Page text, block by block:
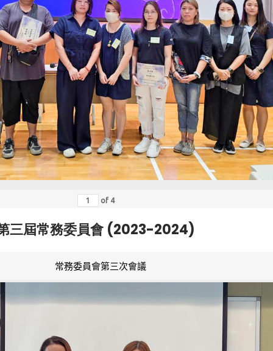
of 4
三屆常務委員會 (2023-2024)
常務委員會第三次會議